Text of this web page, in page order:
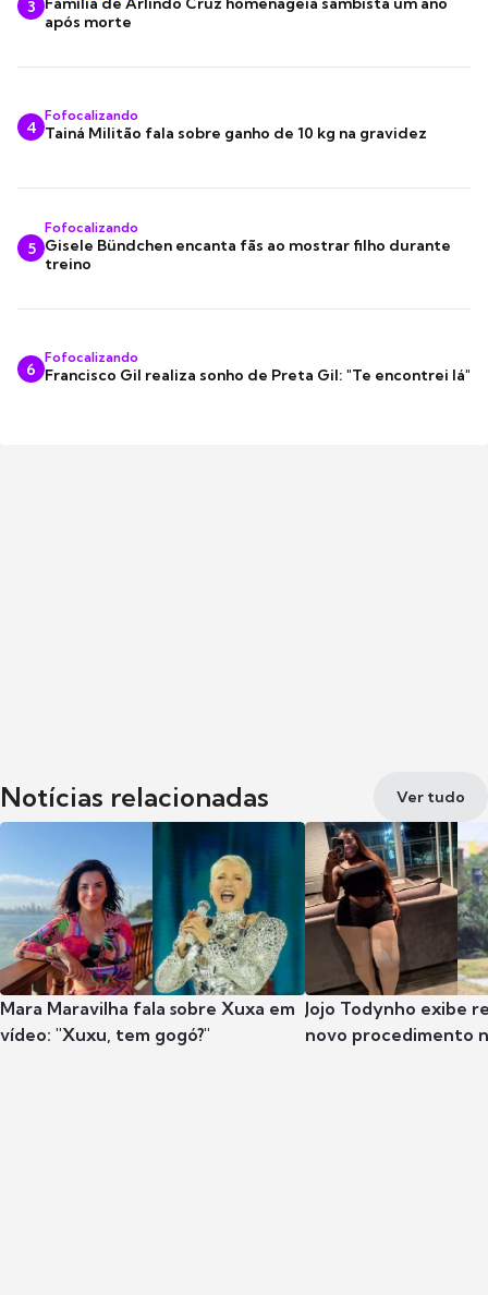
3
após morte
4
Fofocalizando
Tainá Militão fala sobre ganho de 10 kg na gravidez
5
Fofocalizando
Gisele Bündchen encanta fãs ao mostrar filho durante
treino
6
Fofocalizando
Francisco Gil realiza sonho de Preta Gil: "Te encontrei lá"
Notícias relacionadas Ver tudo
Mara Maravilha fala sobre Xuxa em
vídeo: "Xuxu, tem gogó?"
Jojo Todynho exibe
novo procedimento